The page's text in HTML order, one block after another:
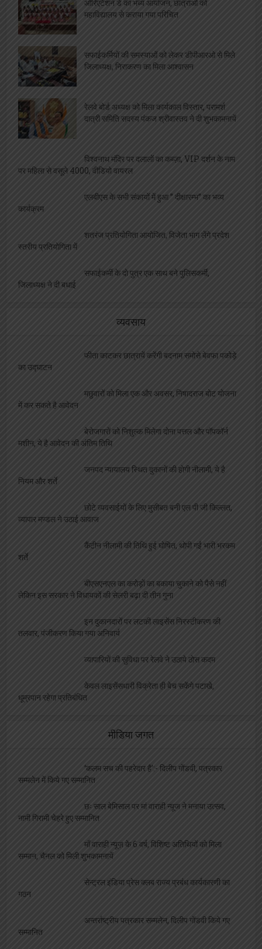
ओरिएंटेशन डे का भब्य आयोजन, छात्राओं को
महाविद्यालय से कराया गया परिचित
सफाईकर्मियों की समस्याओं को लेकर डीपीआरओ से मिले
जिलाध्यक्ष, निराकरण का मिला आश्वासन
रेलवे बोर्ड अध्यक्ष को मिला कार्यकाल विस्तार, परामर्श
दात्री समिति सदस्य पंकज श्रीवास्तव ने दी शुभकामनायें
विश्वनाथ मंदिर पर दलालों का कब्ज़ा, VIP दर्शन के नाम
पर महिला से वसूले 4000, वीडियो वायरल
एलबीएस के सभी संकायों में हुआ ” दीक्षारम्भ” का भव्य
कार्यक्रम
शतरंज प्रतियोगिता आयोजित, विजेता भाग लेंगे प्रदेश
स्तरीय प्रतियोगिता में
सफाईकर्मी के दो पुत्र एक साथ बने पुलिसकर्मी,
जिलाध्यक्ष ने दी बधाई
व्यवसाय
फीता काटकर छात्रायें करेंगी बदनाम समोसे बेवफा पकोड़े
का उद्घाटन
मछुवारों को मिला एक और अवसर, निषादराज बोट योजना
में कर सकते है आवेदन
बेरोजगारों को निशुल्क मिलेगा दोना पत्तल और पॉपकॉर्न
मशीन, ये है आवेदन की अंतिम तिथि
जनपद न्यायालय स्थित दुकानों की होगी नीलामी, ये है
नियम और शर्ते
छोटे व्यवसाईयों के लिए मुसीबत बनी एल पी जी किल्लत,
व्यापार मण्डल ने उठाई आवाज
कैंटीन नीलामी की तिथि हुई घोषित, थोपी गईं भारी भरकम
शर्ते
बीएसएनएल का करोड़ों का बकाया चुकाने को पैसे नहीं
लेकिन इस सरकार ने विधायकों की सेलरी बढ़ा दी तीन गुना
इन दुकानदारों पर लटकी लाइसेंस निरस्टीकरण की
तलवार, पंजीकरण किया गया अनिवार्य
व्यापारियों की सुविधा पर रेलवे ने उठाये ठोस कदम
केवल लाइसेंसधारी विक्रेता ही बेच सकेंगे पटाखे,
धूम्रपान रहेगा प्रतिबंधित
मीडिया जगत
‘कलम सच की पहरेदार है’:- दिलीप गोंडवी, पत्रकार
सम्मलेन में किये गए सम्मानित
छः साल बेमिसाल पर मां वाराही न्यूज ने मनाया उत्सव,
नामी गिरामी चेहरे हुए सम्मानित
माँ वाराही न्यूज़ के 6 वर्ष, विशिष्ट अतिथियों को मिला
सम्मान, चैनल को मिली शुभकामनायें
सेन्ट्रल इंडिया प्रेस क्लब राज्य प्रबंध कार्यकारणी का
गठन
अन्तर्राष्ट्रीय पत्रकार सम्मलेन, दिलीप गोंडवी किये गए
सम्मानित